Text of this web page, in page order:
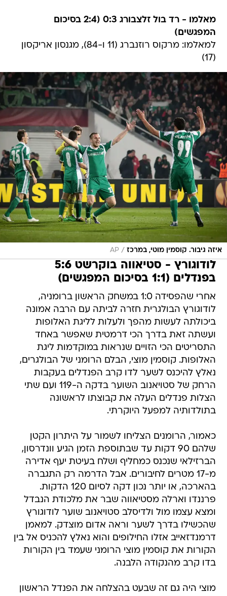
מאלמו - רד בול זלצבורג 0:3 (2:4 בסיכום
המפגשים)
למאלמו: מרקוס רוזנברג (11 ו-84), מגנסון אריקסון
(17)
איזה גיבור. קוסמין מוטי, במרכז /
AP
לודוגורץ - סטיאווה בוקרשט 5:6
בפנדלים (1:1 בסיכום המפגשים)
אחרי שהפסידה 1:0 במשחק הראשון ברומניה,
לודוגורץ הבולגרית חזרה לביתה עם הרבה אמונה
ביכולתה לעשות מהפך ולעלות לליגת האלופות
ועשתה זאת בדרך הכי דרמטית שאפשר באחד
התסריטים הכי הזויים שנראות במוקדמות ליגת
האלופות. קוסמין מוצי, הבלם הרומני של הבולגרים,
נאלץ להיכנס לשער לדו קרב הפנדלים בעקבות
הרחק של סטויאנוב השוער בדקה ה-119 ועם שתי
הצלות פנדלים העלה את קבוצתו לראשונה
בתולדותיה למפעל היוקרתי.
כאמור, הרומנים הצליחו לשמור על היתרון הקטן
שלהם 90 דקות עד שבתוספת הזמן הגיע וונדרסון,
הברזילאי שנכנס כמחליף ושלח בעיטת יעף אדירה
מ-17 מטרים לחיבורים. אבל הדרמה רק התגברה
בהארכה, או יותר נכון דקה לסיום 120 הדקות.
פרננדו וארלה מסטיאווה שבר את מלכודת הנבדל
ומצא עצמו מול ולדיסלב סטויאנוב שוער לודוגורץ
שהכשילו בדרך לשער וראה אדום מוצדק. למאמן
דרמנדזאייב אזלו החילופים והוא נאלץ להכניס אל בין
הקורות את קוסמין מוצי הרומני שעמד בין הקורות
בדו קרב מהנקודה הלבנה.
מוצי היה גם זה שבעט בהצלחה את הפנדל הראשון